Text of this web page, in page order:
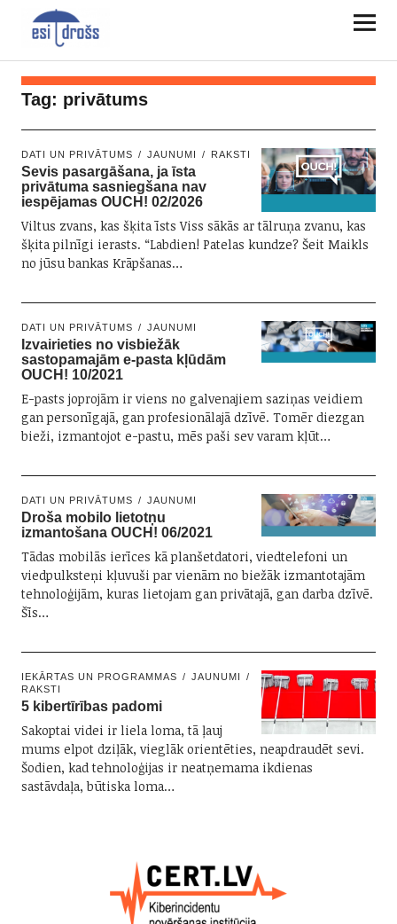
Tag: privātums
DATI UN PRIVĀTUMS JAUNUMI RAKSTI
Sevis pasargāšana, ja īsta
privātuma sasniegšana nav
iespējamas OUCH! 02/2026
Viltus zvans, kas šķita īsts Viss sākās ar tālruņa zvanu, kas
šķita pilnīgi ierasts. “Labdien! Patelas kundze? Šeit Maikls
no jūsu bankas Krāpšanas…
DATI UN PRIVĀTUMS JAUNUMI
Izvairieties no visbiežāk
sastopamajām e-pasta kļūdām
OUCH! 10/2021
E-pasts joprojām ir viens no galvenajiem saziņas veidiem
gan personīgajā, gan profesionālajā dzīvē. Tomēr diezgan
bieži, izmantojot e-pastu, mēs paši sev varam kļūt…
DATI UN PRIVĀTUMS JAUNUMI
Droša mobilo lietotņu
izmantošana OUCH! 06/2021
Tādas mobilās ierīces kā planšetdatori, viedtelefoni un
viedpulksteņi kļuvuši par vienām no biežāk izmantotajām
tehnoloģijām, kuras lietojam gan privātajā, gan darba dzīvē.
Šīs…
IEKĀRTAS UN PROGRAMMAS
JAUNUMI
RAKSTI
5 kibertīrības padomi
Sakoptai videi ir liela loma, tā ļauj
mums elpot dziļāk, vieglāk orientēties, neapdraudēt sevi.
Šodien, kad tehnoloģijas ir neatņemama ikdienas
sastāvdaļa, būtiska loma…